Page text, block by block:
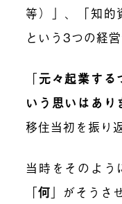
等）」、「知的
という3つの経
「元々起業する
いう思いはあり
移住当初を振り
当時をそのよう
「何 」がそうさ